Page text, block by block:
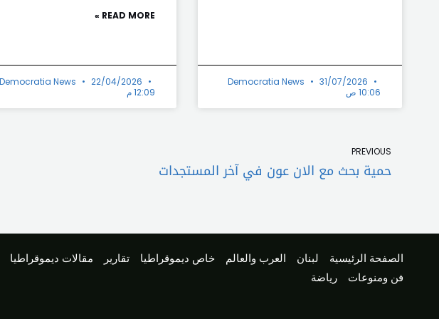
Democratia News
31/07/2026
10:06 ص
READ MORE »
Democratia News
22/04/2026
12:09 م
PREVIOUS
حمية بحث مع الان عون في آخر المستجدات
الصفحة الرئيسية لبنان العرب والعالم خاص ديموقراطيا تقارير مقالات ديموقراطيا
فن ومنوعات
رياضة